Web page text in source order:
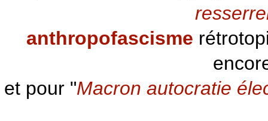
anthropofascisme
et pour "Macron autocratie